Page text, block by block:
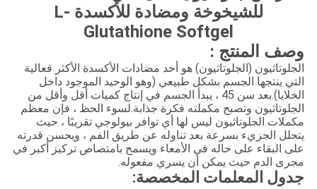
للشيخوخة ومضادة للأكسدة L-
Glutathione Softgel
المنتج :
(الجلوتاثيون) هو أحد مضادات الأكسدة الأكثر فعالية
ينتجها الجسم بشكل طبيعي (وهو الوحيد الموجود داخل
الخلايا).بعد سن 45 ، يبدأ الجسم في إنتاج كميات أقل وأقل من
وتصبح مكملته فكرة جذابة.لسوء الحظ ، فإن معظم
الجلوتاثيون ليس لها أي توافر بيولوجي تقريبًا ، حيث
الجزيء بسرعة بعد تناوله عن طريق الفم ، ويحسن قدرته
البقاء على حاله في الأمعاء ويسمح بامتصاص تركيز أكبر في
الدم حيث يمكن أن يسري مفعوله.
المعلمات المخصصة: